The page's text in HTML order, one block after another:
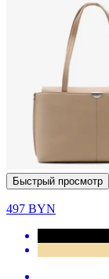
Быстрый просмотр
497 BYN